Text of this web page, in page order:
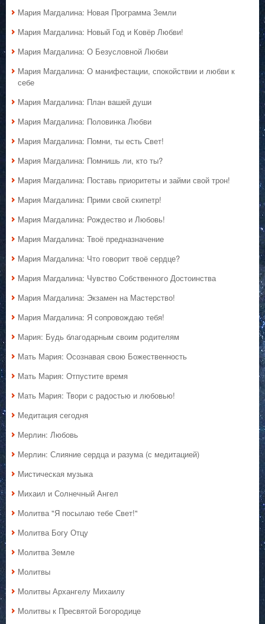
Мария Магдалина: Новая Программа Земли
Мария Магдалина: Новый Год и Ковёр Любви!
Мария Магдалина: О Безусловной Любви
Мария Магдалина: О манифестации, спокойствии и любви к
себе
Мария Магдалина: План вашей души
Мария Магдалина: Половинка Любви
Мария Магдалина: Помни, ты есть Свет!
Мария Магдалина: Помнишь ли, кто ты?
Мария Магдалина: Поставь приоритеты и займи свой трон!
Мария Магдалина: Прими свой скипетр!
Мария Магдалина: Рождество и Любовь!
Мария Магдалина: Твоё предназначение
Мария Магдалина: Что говорит твоё сердце?
Мария Магдалина: Чувство Собственного Достоинства
Мария Магдалина: Экзамен на Мастерство!
Мария Магдалина: Я сопровождаю тебя!
Мария: Будь благодарным своим родителям
Мать Мария: Осознавая свою Божественность
Мать Мария: Отпустите время
Мать Мария: Твори с радостью и любовью!
Медитация сегодня
Мерлин: Любовь
Мерлин: Слияние сердца и разума (с медитацией)
Мистическая музыка
Михаил и Солнечный Ангел
Молитва "Я посылаю тебе Свет!"
Молитва Богу Отцу
Молитва Земле
Молитвы
Молитвы Архангелу Михаилу
Молитвы к Пресвятой Богородице